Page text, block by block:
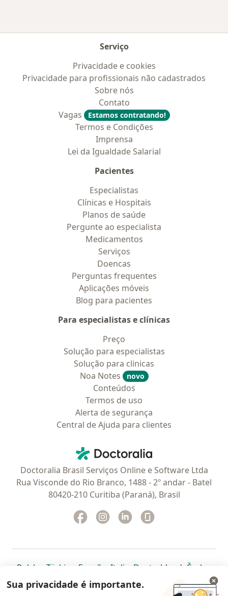
Serviço
Privacidade e cookies
Privacidade para profissionais não cadastrados
Sobre nós
Contato
Vagas
Estamos contratando!
Termos e Condições
Imprensa
Lei da Igualdade Salarial
Pacientes
Especialistas
Clínicas e Hospitais
Planos de saúde
Pergunte ao especialista
Medicamentos
Serviços
Doencas
Perguntas frequentes
Aplicações móveis
Blog para pacientes
Para especialistas e clínicas
Preço
Solução para especialistas
Solução para clinicas
Noa Notes
novo
Conteúdos
Termos de uso
Alerta de segurança
Central de Ajuda para clientes
Doctoralia - Homepage
Doctoralia Brasil Serviços Online e Software Ltda
Rua Visconde do Rio Branco, 1488 - 2º andar - Batel
80420-210 Curitiba (Paraná), Brasil
Facebook
abre num novo separador
Instagram
abre num novo separador
Linkedin
abre num novo
Polska abre num novo separador
Türkiye abre num novo separador
España abre num novo separador
Italia abre num novo
Deutschlandabre num
Česko
Portugal abre num novo separador
, México abre num novo separador
, abre num novo separador
Brasil abre num novoabre num
abre
Colombia abre num novo
Sua privacidade é importante.